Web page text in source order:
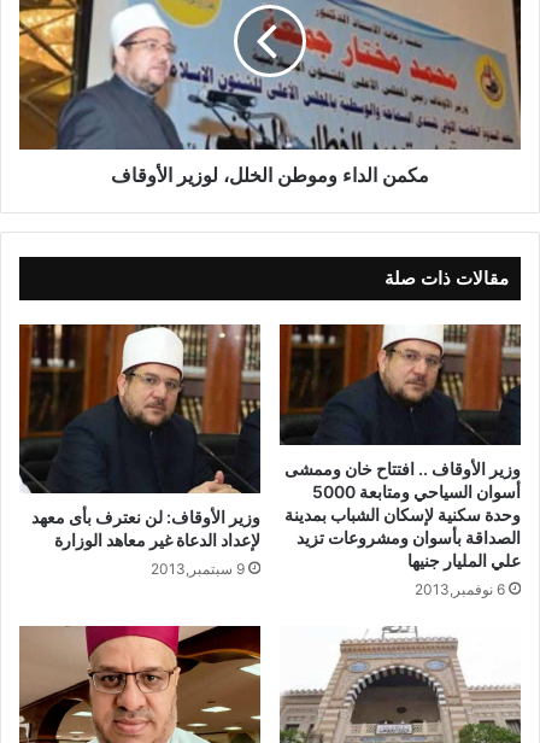
مكمن الداء وموطن الخلل، لوزير الأوقاف
مقالات ذات صلة
وزير الأوقاف .. افتتاح خان وممشى
أسوان السياحي ومتابعة 5000
وحدة سكنية لإسكان الشباب بمدينة
الصداقة بأسوان ومشروعات تزيد
علي المليار جنيها
6 نوفمبر,2013
وزير الأوقاف: لن نعترف بأى معهد
لإعداد الدعاة غير معاهد الوزارة
9 سبتمبر,2013